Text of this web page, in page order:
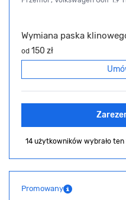
Wymiana paska
od 150 zł
14 użytkowników wybrało
Promowany